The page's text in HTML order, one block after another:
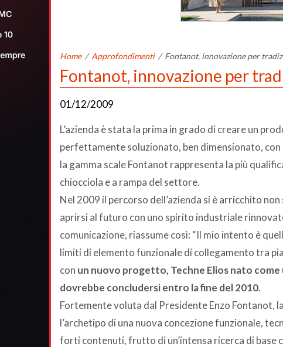
Home / Approfondimenti / Fontanot, innovazione per
Fontanot, innovazione per
01/12/2009
L’azienda è stata la prima in grado di creare un
perfettamente soluzionato, ben dimensionato,
la gamma scale Fontanot rappresenta la più
chiocciola e a rampa del settore.
Nel 2009 il percorso dell’azienda si è arricchito
aprirsi al futuro con uno spirito industriale
comunicazione, riassume così: “Il mio intento è
limiti di elemento funzionale di collegamento tra
con un nuovo progetto, Techne Elios nato
dovrebbe concludersi entro la fine del 2010.
Fortemente voluta dal Presidente Enzo Fontanot, la
l’archetipo di una nuova concezione funzionale,
forti contenuti, frutto di un’intensa ricerca di base